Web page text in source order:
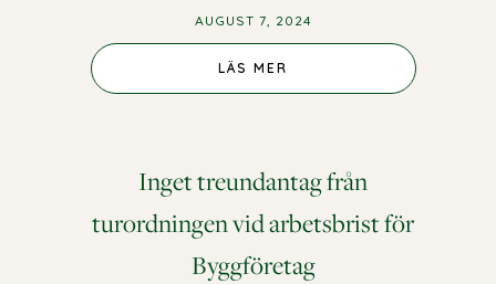
AUGUST 7, 2024
LÄS MER
Inget treundantag från
turordningen vid arbetsbrist för
Byggföretag